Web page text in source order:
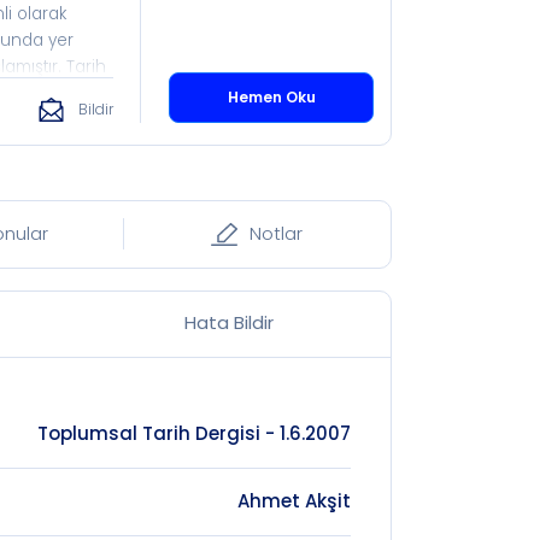
olarak
yer
Tarih
Tarih,
çatısı
eşit
neticesinde,
ve tam
Bildir
Hemen Oku
Notlar
Hata Bildir
Toplumsal Tarih Dergisi - 1.6.2007
Ahmet Akşit